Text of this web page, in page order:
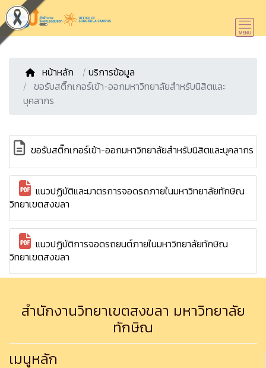
หน้าหลัก / บริการข้อมูล
ขอรับสติ๊กเกอร์เข้า-ออกมหาวิทยาลัยสำหรับนิสิตและ
บุคลากร
ขอรับสติ๊กเกอร์เข้า-ออกมหาวิทยาลัยสำหรับนิสิตและบุคลากร
แนวปฏิบัติและมาตรการจอดรถภายในมหาวิทยาลัยทักษิณ
วิทยาเขตสงขลา
แนวปฏิบัติการจอดรถยนต์ภายในมหาวิทยาลัยทักษิณ
วิทยาเขตสงขลา
สำนักงานวิทยาเขตสงขลา มหาวิทยาลัย
ทักษิณ
เมนูหลัก